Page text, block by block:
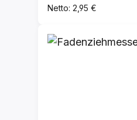
Netto: 2,95 €